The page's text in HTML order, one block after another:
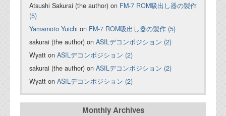
Atsushi Sakurai (the author) on FM-7 ROM吸出し器の製作
(5)
Yamamoto Yuichi on FM-7 ROM吸出し器の製作 (5)
sakurai (the author) on ASILデコンポジション (2)
Wyatt on ASILデコンポジション (2)
sakurai (the author) on ASILデコンポジション (2)
Wyatt on ASILデコンポジション (2)
Monthly Archives